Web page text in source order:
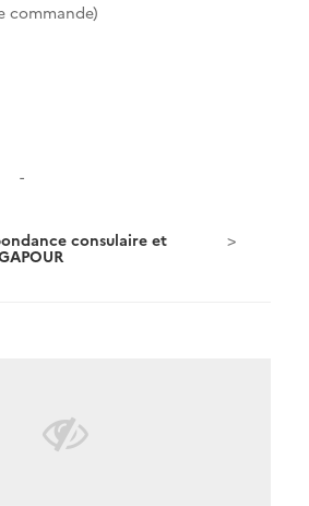
commande)
-
consulaire et